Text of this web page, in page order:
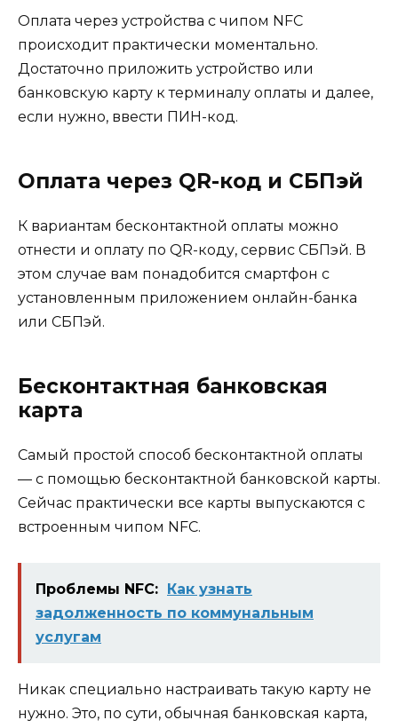
Оплата через устройства с чипом NFC
происходит практически моментально.
Достаточно приложить устройство или
банковскую карту к терминалу оплаты и далее,
если нужно, ввести ПИН-код.
Оплата через QR-код и СБПэй
К вариантам бесконтактной оплаты можно
отнести и оплату по QR-коду, сервис СБПэй. В
этом случае вам понадобится смартфон с
установленным приложением онлайн-банка
или СБПэй.
Бесконтактная банковская
карта
Самый простой способ бесконтактной оплаты
— с помощью бесконтактной банковской карты.
Сейчас практически все карты выпускаются с
встроенным чипом NFC.
Проблемы NFC:
Как узнать
задолженность по коммунальным
услугам
Никак специально настраивать такую карту не
нужно. Это, по сути, обычная банковская карта,